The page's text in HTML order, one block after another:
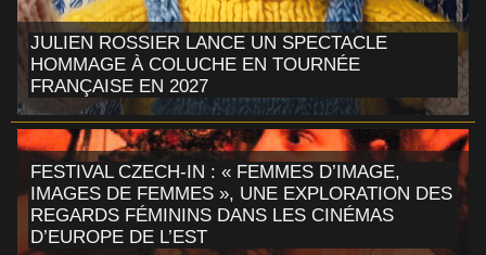
JULIEN ROSSIER LANCE UN SPECTACLE
HOMMAGE À COLUCHE EN TOURNÉE
FRANÇAISE EN 2027
FESTIVAL CZECH-IN : « FEMMES D’IMAGE,
IMAGES DE FEMMES », UNE EXPLORATION DES
REGARDS FÉMININS DANS LES CINÉMAS
D’EUROPE DE L’EST